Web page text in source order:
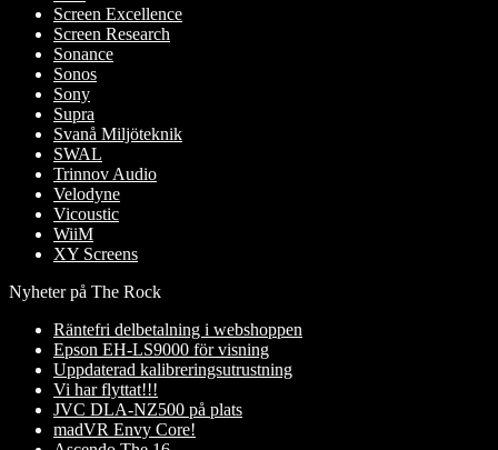
Screen Excellence
Screen Research
Sonance
Sonos
Sony
Supra
Svanå Miljöteknik
SWAL
Trinnov Audio
Velodyne
Vicoustic
WiiM
XY Screens
Nyheter på The Rock
Räntefri delbetalning i webshoppen
Epson EH-LS9000 för visning
Uppdaterad kalibreringsutrustning
Vi har flyttat!!!
JVC DLA-NZ500 på plats
madVR Envy Core!